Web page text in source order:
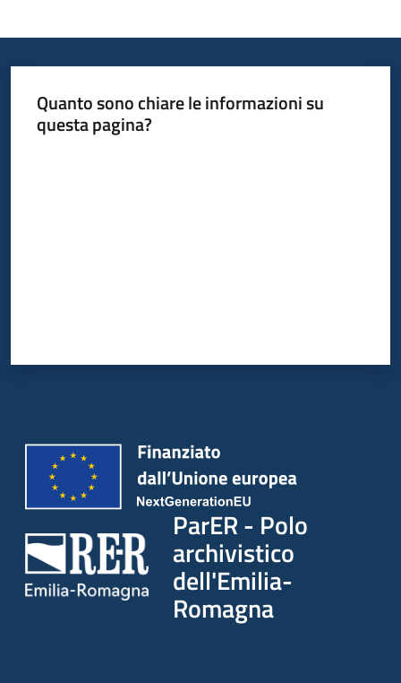
Quanto sono chiare le informazioni su
questa pagina?
ParER - Polo
archivistico
dell'Emilia-
Romagna